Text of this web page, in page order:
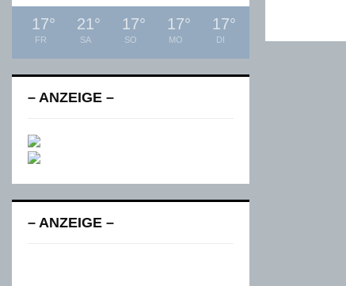
17°
FR
21°
SA
17°
SO
17°
MO
17°
DI
– ANZEIGE –
– ANZEIGE –